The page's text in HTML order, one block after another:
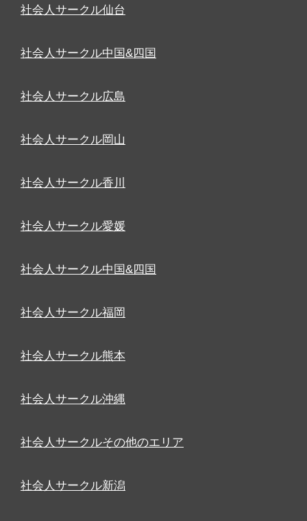
社会人サークル仙台
社会人サークル中国&四国
社会人サークル広島
社会人サークル岡山
社会人サークル香川
社会人サークル愛媛
社会人サークル中国&四国
社会人サークル福岡
社会人サークル熊本
社会人サークル沖縄
社会人サークルその他のエリア
社会人サークル新潟